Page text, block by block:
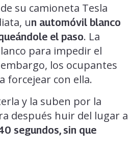
su camioneta Tesla
un automóvil blanco
el paso. La
para impedir el
los ocupantes
forcejear con ella.
y la suben por la
después huir del lugar a
segundos, sin que